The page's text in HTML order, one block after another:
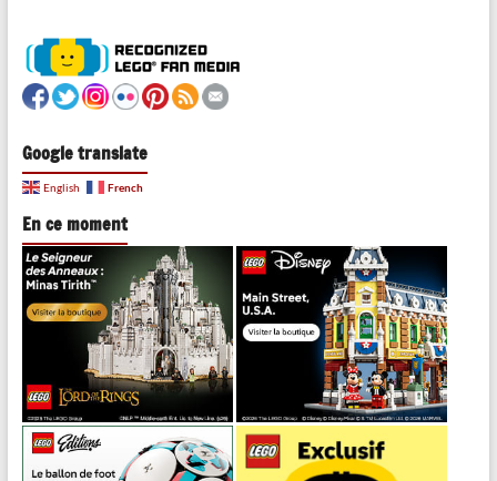
Google translate
English French
En ce moment